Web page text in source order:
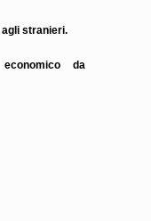
stranieri.
da